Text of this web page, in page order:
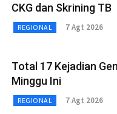
CKG dan Skrining TB
REGIONAL 7 Agt 2026
Total 17 Kejadian
Minggu Ini
REGIONAL 7 Agt 2026